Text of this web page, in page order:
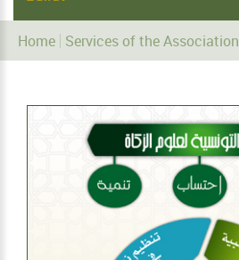
Home Services of the Association